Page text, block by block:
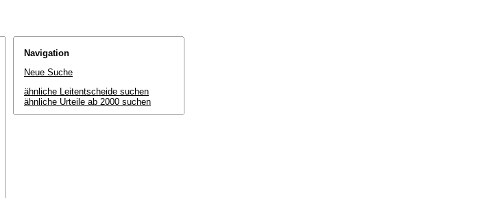
Navigation
Neue Suche
ähnliche Leitentscheide suchen
ähnliche Urteile ab 2000 suchen